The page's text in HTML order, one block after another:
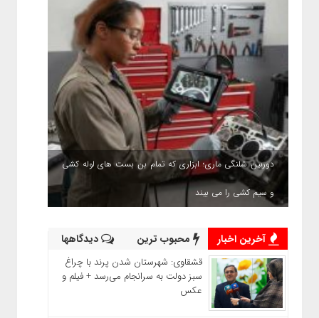
دوربین شلنگی ماری؛ ابزاری که تمام بن بست های لوله کشی
و سیم کشی را می بیند
آخرین اخبار محبوب ترین دیدگاهها
قشقاوی: شهرستان شدن پرند با چراغ
سبز دولت به سرانجام می‌رسد + فیلم و
عکس